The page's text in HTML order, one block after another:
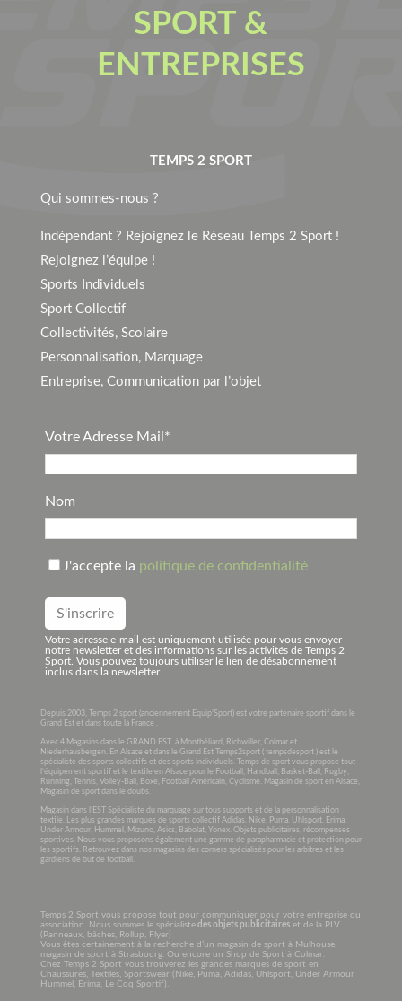
SPORT &
ENTREPRISES
TEMPS 2 SPORT
Qui sommes-nous ?
Indépendant ? Rejoignez le Réseau Temps 2 Sport !
Rejoignez l’équipe !
Sports Individuels
Sport Collectif
Collectivités, Scolaire
Personnalisation, Marquage
Entreprise, Communication par l’objet
Votre Adresse Mail*
Nom
J'accepte la politique de confidentialité
Votre adresse e-mail est uniquement utilisée pour vous envoyer
notre newsletter et des informations sur les activités de Temps 2
Sport. Vous pouvez toujours utiliser le lien de désabonnement
inclus dans la newsletter.
Depuis 2003, Temps 2 sport (anciennement Equip’Sport) est votre partenaire sportif dans le
Grand Est et dans toute la France .
Avec 4 Magasins dans le GRAND EST à Montbéliard, Richwiller, Colmar et
Niederhausbergen. En Alsace et dans le Grand Est Temps2sport ( tempsdesport ) est le
spécialiste des sports collectifs et des sports individuels. Temps de sport vous propose tout
l’équipement sportif et le textile en Alsace pour le Football, Handball, Basket-Ball, Rugby,
Running, Tennis, Volley-Ball, Boxe, Football Américain, Cyclisme. Magasin de sport en Alsace,
Magasin de sport dans le doubs.
Magasin dans l’EST Spécialiste du marquage sur tous supports et de la personnalisation
textile. Les plus grandes marques de sports collectif Adidas, Nike, Puma, Uhlsport, Erima,
Under Armour, Hummel, Mizuno, Asics, Babolat, Yonex. Objets publicitaires, récompenses
sportives. Nous vous proposons également une gamme de parapharmacie et protection pour
les sportifs. Retrouvez dans nos magasins des corners spécialisés pour les arbitres et les
gardiens de but de football.
Temps 2 Sport vous propose tout pour communiquer pour votre entreprise ou
association. Nous sommes le spécialistedes objets publicitaireset de la PLV
(Panneaux, bâches, Rollup, Flyer)
Vous êtes certainement à la recherche d’un magasin de sport à Mulhouse.
magasin de sport à Strasbourg. Ou encore un Shop de Sport à Colmar.
Chez Temps 2 Sport vous trouverez les grandes marques de sport en
Chaussures, Textiles, Sportswear (Nike, Puma, Adidas, Uhlsport, Under Armour
Hummel, Erima, Le Coq Sportif).